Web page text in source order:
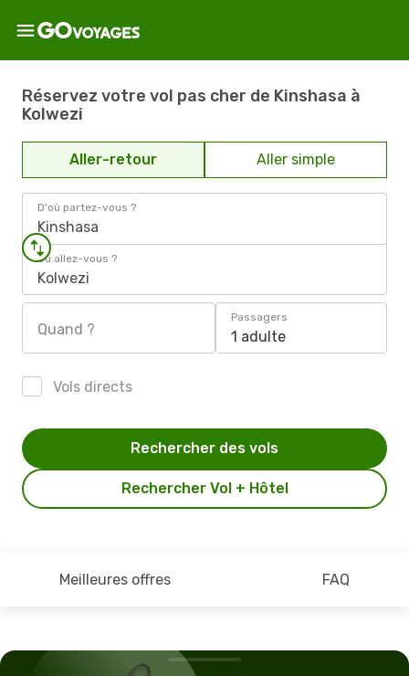
Réservez votre vol pas cher de Kinshasa à
Kolwezi
Aller-retour Aller simple
D'où partez-vous ?
Kinshasa
Où allez-vous ?
Kolwezi
Quand ?
Passagers
1 adulte
Vols directs
Rechercher Vol + Hôtel
Rechercher des vols
Meilleures offres FAQ